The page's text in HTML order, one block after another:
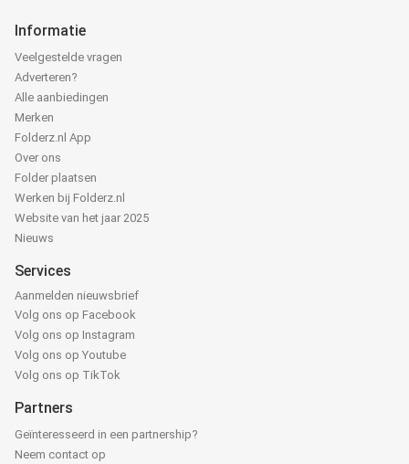
Informatie
Veelgestelde vragen
Adverteren?
Alle aanbiedingen
Merken
Folderz.nl App
Over ons
Folder plaatsen
Werken bij Folderz.nl
Website van het jaar 2025
Nieuws
Services
Aanmelden nieuwsbrief
Volg ons op Facebook
Volg ons op Instagram
Volg ons op Youtube
Volg ons op TikTok
Partners
Geïnteresseerd in een partnership?
Neem contact op